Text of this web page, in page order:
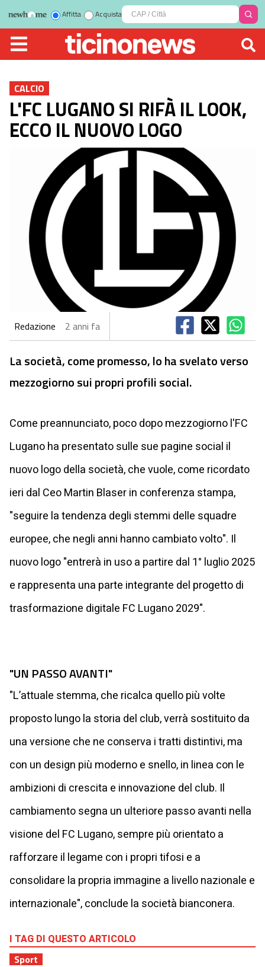
Affitta Acquista
CALCIO
L'FC LUGANO SI RIFÀ IL LOOK,
ECCO IL NUOVO LOGO
Redazione 2 anni fa
La società, come promesso, lo ha svelato verso
mezzogiorno sui propri profili social.
Come preannunciato, poco dopo mezzogiorno l'FC
Lugano ha presentato sulle sue pagine social il
nuovo logo della società, che vuole, come ricordato
ieri dal Ceo Martin Blaser in conferenza stampa,
"seguire la tendenza degli stemmi delle squadre
europee, che negli anni hanno cambiato volto". Il
nuovo logo "entrerà in uso a partire dal 1° luglio 2025
e rappresenta una parte integrante del progetto di
trasformazione digitale FC Lugano 2029".
"UN PASSO AVANTI"
"L’attuale stemma, che ricalca quello più volte
proposto lungo la storia del club, verrà sostituito da
una versione che ne conserva i tratti distintivi, ma
con un design più moderno e snello, in linea con le
ambizioni di crescita e innovazione del club. Il
cambiamento segna un ulteriore passo avanti nella
visione del FC Lugano, sempre più orientato a
rafforzare il legame con i propri tifosi e a
consolidare la propria immagine a livello nazionale e
internazionale", conclude la società bianconera.
I TAG DI QUESTO ARTICOLO
Sport